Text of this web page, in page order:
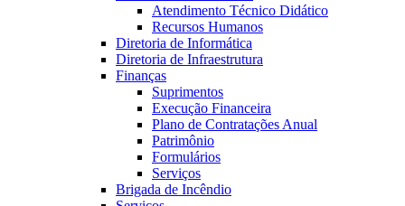
Atendimento Técnico Didático
Recursos Humanos
Diretoria de Informática
Diretoria de Infraestrutura
Finanças
Suprimentos
Execução Financeira
Plano de Contratações Anual
Patrimônio
Formulários
Serviços
Brigada de Incêndio